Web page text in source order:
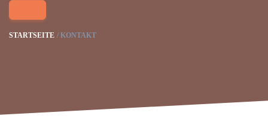
STARTSEITE KONTAKT